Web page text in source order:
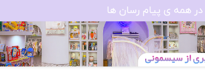
در همه ی پیام رسان ها